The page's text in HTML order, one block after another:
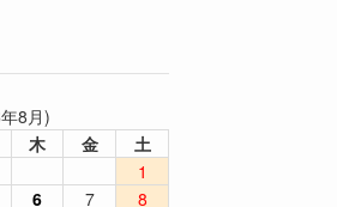
8月)
木 金
土
1
6 7
8